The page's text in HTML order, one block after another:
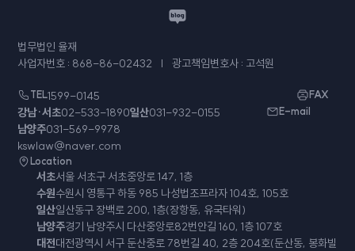
법무법인 율재
사업자번호 : 868-86-02432
광고책임변호사 : 고석원
TEL1599-0145 FAX
강남·서초02-533-1890일산031-932-0155
남양주031-569-9978
E-mail
kswlaw@naver.com
Location
서초서울 서초구 서초중앙로 147, 1층
수원수원시 영통구 하동 985 나성법조프라자 104호, 105호
일산일산동구 장백로 200, 1층(장항동, 유국타워)
남양주경기 남양주시 다산중앙로82번안길 160, 1층 107호
대전대전광역시 서구 둔산중로 78번길 40, 2층 204호(둔산동, 봉화빌